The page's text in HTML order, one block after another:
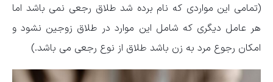
(تمامی این مواردی که نام برده شد طلاق رجعی نمی باشد اما
هر عامل دیگری که شامل این موارد در طلاق زوجین نشود و
امکان رجوع مرد به زن باشد طلاق از نوع رجعی می باشد.)